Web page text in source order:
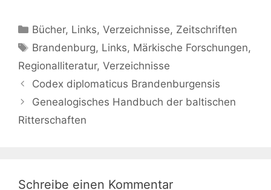
Kategorien
Bücher, Links,Verzeichnisse, Zeitschriften
Schlagwörter
Brandenburg, Links, Märkische Forschungen,
Regionalliteratur, Verzeichnisse
Codex diplomaticus Brandenburgensis
Genealogisches Handbuch der baltischen
Ritterschaften
Schreibe einen Kommentar